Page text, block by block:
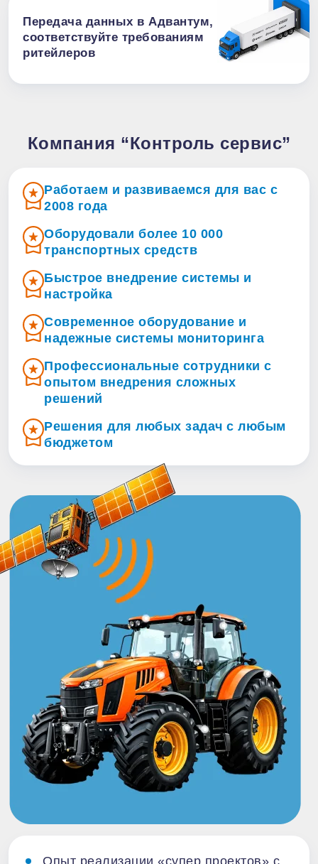
Передача данных в Адвантум,
соответствуйте требованиям
ритейлеров
Компания “Контроль сервис”
Работаем и развиваемся для вас с
2008 года
Оборудовали более 10 000
транспортных средств
Быстрое внедрение системы и
настройка
Современное оборудование и
надежные системы мониторинга
Профессиональные сотрудники с
опытом внедрения сложных
решений
Решения для любых задач с любым
бюджетом
Опыт реализации «супер проектов» с